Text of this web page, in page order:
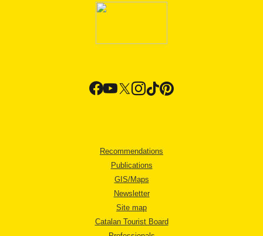
Recommendations
Publications
GIS/Maps
Newsletter
Site map
Catalan Tourist Board